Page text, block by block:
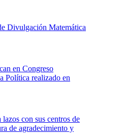
Divulgación Matemática
en Congreso
Política realizado en
con sus centros de
de agradecimiento y